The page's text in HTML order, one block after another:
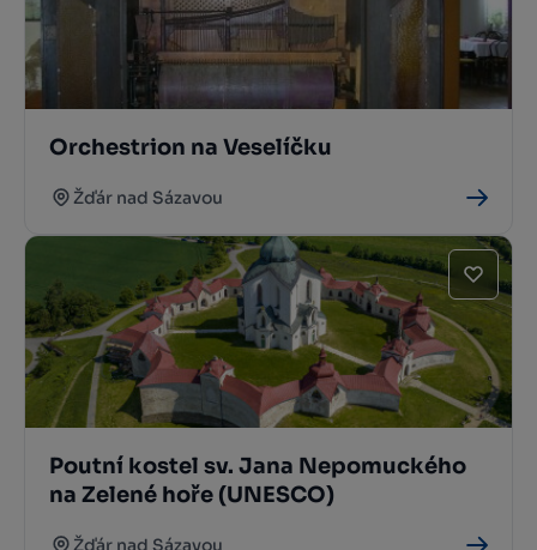
Orchestrion na Veselíčku
Žďár nad Sázavou
Poutní kostel sv. Jana Nepomuckého
na Zelené hoře (UNESCO)
Žďár nad Sázavou